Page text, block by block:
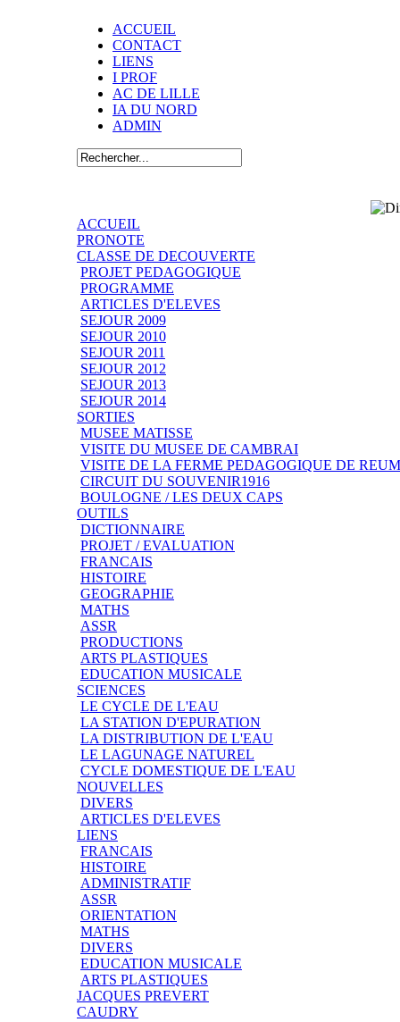
ACCUEIL
CONTACT
LIENS
I PROF
AC DE LILLE
IA DU NORD
ADMIN
ACCUEIL
PRONOTE
CLASSE DE DECOUVERTE
PROJET PEDAGOGIQUE
PROGRAMME
ARTICLES D'ELEVES
SEJOUR 2009
SEJOUR 2010
SEJOUR 2011
SEJOUR 2012
SEJOUR 2013
SEJOUR 2014
SORTIES
MUSEE MATISSE
VISITE DU MUSEE DE CAMBRAI
VISITE DE LA FERME PEDAGOGIQUE DE
CIRCUIT DU SOUVENIR1916
BOULOGNE / LES DEUX CAPS
OUTILS
DICTIONNAIRE
PROJET / EVALUATION
FRANCAIS
HISTOIRE
GEOGRAPHIE
MATHS
ASSR
PRODUCTIONS
ARTS PLASTIQUES
EDUCATION MUSICALE
SCIENCES
LE CYCLE DE L'EAU
LA STATION D'EPURATION
LA DISTRIBUTION DE L'EAU
LE LAGUNAGE NATUREL
CYCLE DOMESTIQUE DE L'EAU
NOUVELLES
DIVERS
ARTICLES D'ELEVES
LIENS
FRANCAIS
HISTOIRE
ADMINISTRATIF
ASSR
ORIENTATION
MATHS
DIVERS
EDUCATION MUSICALE
ARTS PLASTIQUES
JACQUES PREVERT
CAUDRY